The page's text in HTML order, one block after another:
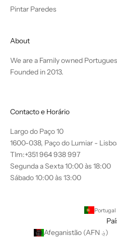
Pintar Paredes
About
We are a Family owned
Founded in 2013.
Contacto e Horário
Largo do Paço 10
1600-038, Paço do Lumiar -
Tlm:+351 964 938 997
Segunda a Sexta 10:00 às 18:00
Sábado 10:00 às 13:00
Afeganistão (AFN ؋)